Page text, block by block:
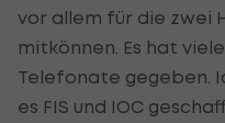
vor allem für die zwei
mitkönnen. Es hat
Telefonate gegeben.
es FIS und IOC